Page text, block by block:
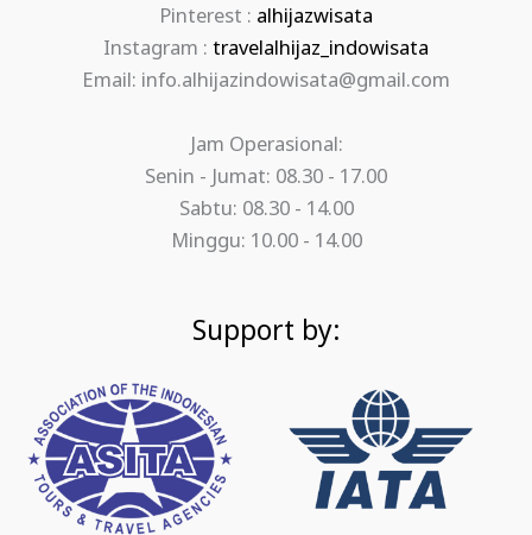
Pinterest : alhijazwisata
Instagram : travelalhijaz_indowisata
Email: info.alhijazindowisata@gmail.com
Jam Operasional:
Senin - Jumat: 08.30 - 17.00
Sabtu: 08.30 - 14.00
Minggu: 10.00 - 14.00
Support by: